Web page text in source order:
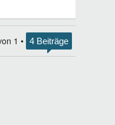
1 • 4 Beiträge